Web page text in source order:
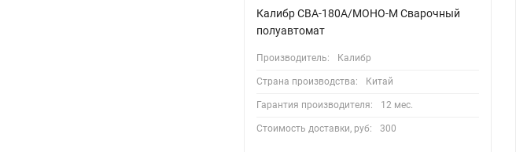
Калибр СВА-180А/МОНО-М Сварочный
полуавтомат
Производитель: Калибр
Страна производства: Китай
Гарантия производителя: 12 мес.
Стоимость доставки, руб: 300